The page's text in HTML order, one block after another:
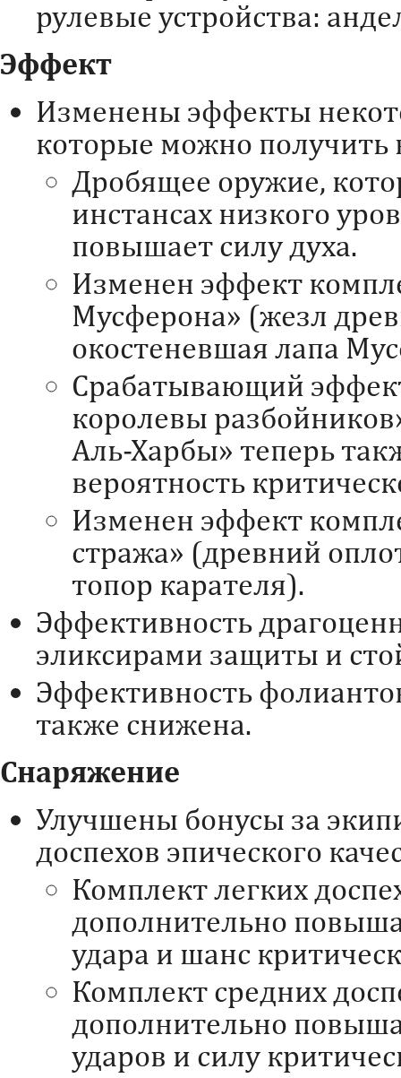
рулевые устройства:
Эффект
Изменены эффекты
которые можно получить
Дробящее оружие,
инстансах низкого
повышает силу духа.
Изменен эффект
Мусферона» (жезл
окостеневшая лапа
Срабатывающий
королевы
Аль-Харбы» теперь
вероятность
Изменен эффект
стража» (древний
топор карателя).
Эффективность
эликсирами защиты и
Эффективность
также снижена.
Снаряжение
Улучшены бонусы за
доспехов эпического
Комплект легких
дополнительно
удара и шанс
Комплект средних
дополнительно
ударов и силу